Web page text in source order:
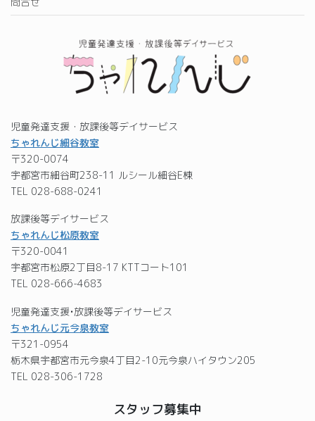
児童発達支援・放課後等デイサービス
ちゃれんじ細谷教室
〒320-0074
宇都宮市細谷町238-11 ルシール細谷E棟
TEL 028-688-0241
放課後等デイサービス
ちゃれんじ松原教室
〒320-0041
宇都宮市松原2丁目8-17 KTTコート101
TEL 028-666-4683
児童発達支援•放課後等デイサービス
ちゃれんじ元今泉教室
〒321-0954
栃木県宇都宮市元今泉4丁目2-10元今泉ハイタウン205
TEL 028-306-1728
スタッフ募集中